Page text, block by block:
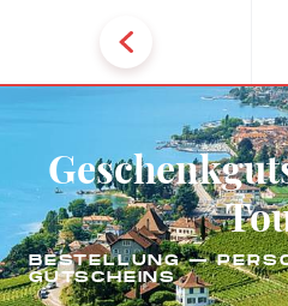
BESTELLUNG —
GUTSCHEINS